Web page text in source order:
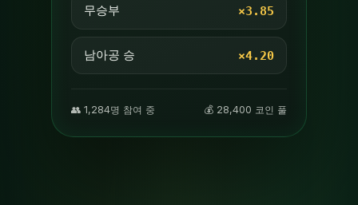
무승부 ×3.85
남아공 승 ×4.20
👥 1,284명 참여 중 💰 28,400 코인 풀